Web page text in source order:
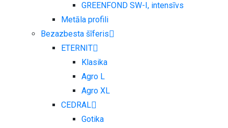
GREENFOND SW-I, intensīvs
Metāla profili
Bezazbesta šīferis
ETERNIT
Klasika
Agro L
Agro XL
CEDRAL
Gotika